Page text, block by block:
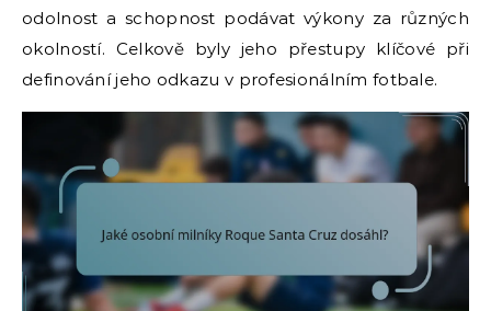
odolnost a schopnost podávat výkony za různých
okolností. Celkově byly jeho přestupy klíčové při
definování jeho odkazu v profesionálním fotbale.